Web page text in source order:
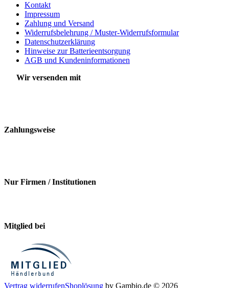
Kontakt
Impressum
Zahlung und Versand
Widerrufsbelehrung / Muster-Widerrufsformular
Datenschutzerklärung
Hinweise zur Batterieentsorgung
AGB und Kundeninformationen
Wir versenden mit
Zahlungsweise
Nur Firmen / Institutionen
Mitglied bei
Vertrag widerrufenShoplösung by Gambio.de © 2026